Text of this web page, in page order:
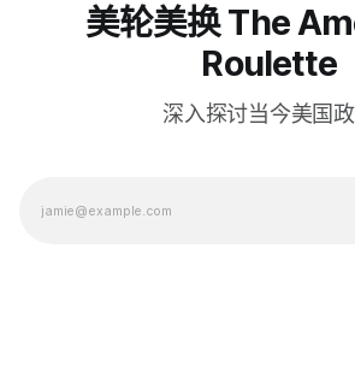
美轮美换 The
Roulette
深入探讨当今美国